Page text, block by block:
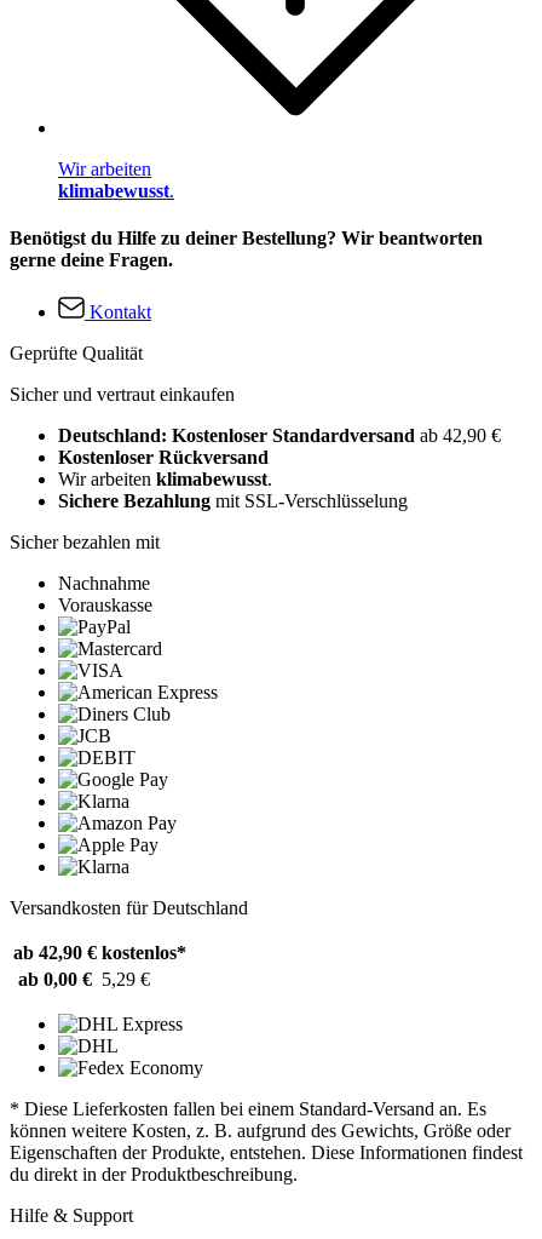
Wir arbeiten
klimabewusst.
Benötigst du Hilfe zu deiner Bestellung? Wir beantworten
gerne deine Fragen.
Kontakt
Geprüfte Qualität
Sicher und vertraut einkaufen
Deutschland: Kostenloser Standardversand ab 42,90 €
Kostenloser Rückversand
Wir arbeiten klimabewusst.
Sichere Bezahlung mit SSL-Verschlüsselung
Sicher bezahlen mit
Nachnahme
Vorauskasse
Versandkosten für Deutschland
ab 42,90 € kostenlos*
ab 0,00 € 5,29 €
* Diese Lieferkosten fallen bei einem Standard-Versand an. Es
können weitere Kosten, z. B. aufgrund des Gewichts, Größe oder
Eigenschaften der Produkte, entstehen. Diese Informationen findest
du direkt in der Produktbeschreibung.
Hilfe & Support